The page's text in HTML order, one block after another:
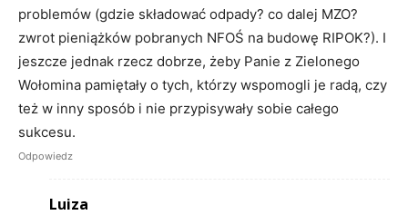
problemów (gdzie składować odpady? co dalej MZO?
zwrot pieniążków pobranych NFOŚ na budowę RIPOK?). I
jeszcze jednak rzecz dobrze, żeby Panie z Zielonego
Wołomina pamiętały o tych, którzy wspomogli je radą, czy
też w inny sposób i nie przypisywały sobie całego
sukcesu.
Odpowiedz
Luiza